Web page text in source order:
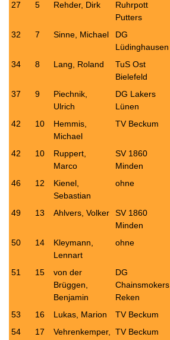
27 5 Rehder, Dirk
Ruhrpott
Putters
32 7 Sinne, Michael
DG
Lüdinghausen
34 8 Lang, Roland
TuS Ost
Bielefeld
37 9
Piechnik,
Ulrich
DG Lakers
Lünen
42 10
Hemmis,
Michael
TV Beckum
42 10
Ruppert,
Marco
SV 1860
Minden
46 12
Kienel,
Sebastian
ohne
49 13 Ahlvers, Volker
SV 1860
Minden
50 14
Kleymann,
Lennart
ohne
51 15
von der
Brüggen,
Benjamin
DG
Chainsmokers
Reken
53 16 Lukas, Marion TV Beckum
54
17 Vehrenkemper, TV Beckum